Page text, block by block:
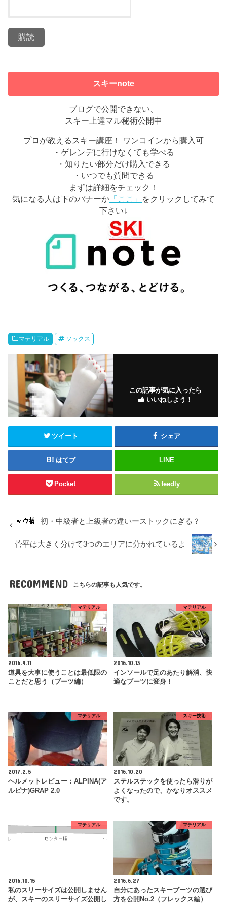
スキーnote
ブログで公開できない、
スキー上達マル秘術公開中
プロが教えるスキー講座！ ワンコインから購入可
・ゲレンデに行けなくても学べる
・知りたい部分だけ購入できる
・いつでも質問できる
まずは詳細をチェック！
気になる人は下のバナーか 「ここ」
をクリックしてみて
下さい↓
マテリアル ソックス
この記事が気に入ったら
いいねしよう！
ツイート シェア
はてブ LINE
Pocket feedly
初・中級者と上級者の違いーストックにぎる？
菅平は大きく分けて3つのエリアに分かれているよ
RECOMMEND こちらの記事も人気です。
マテリアル
2016.9.11
道具を大事に使うことは最低限の
ことだと思う（ブーツ編）
マテリアル
2016.10.13
インソールで足のあたり解消、快
適なブーツに変身！
マテリアル
2017.2.5
ヘルメットレビュー：ALPINA(ア
ルピナ)GRAP 2.0
スキー技術
2016.10.20
ステルステックを使ったら滑りが
よくなったので、かなりオススメ
です。
マテリアル
2016.10.15
私のスリーサイズは公開しません
が、スキーのスリーサイズ公開し
マテリアル
2016.6.27
自分にあったスキーブーツの選び
方を公開No.2（フレックス編）